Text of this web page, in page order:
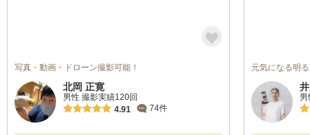
写真・動画・ドローン撮影可能！
北岡 正寛
男性 撮影実績120回
4.91
74件
元気になる明
男